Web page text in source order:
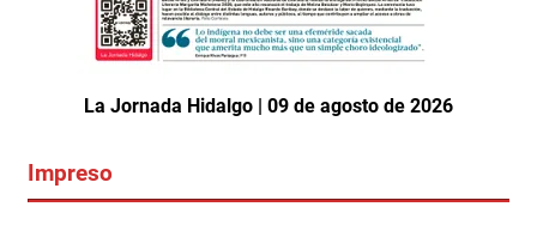
La Jornada Hidalgo | 09 de agosto de 2026
Impreso